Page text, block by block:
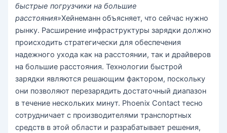
быстрые погрузчики на большие
расстояния»Хейнеманн объясняет, что сейчас нужно
рынку. Расширение инфраструктуры зарядки должно
происходить стратегически для обеспечения
надежного ухода как на расстоянии, так и драйверов
на большие расстояния. Технологии быстрой
зарядки являются решающим фактором, поскольку
они позволяют перезарядить достаточный диапазон
в течение нескольких минут. Phoenix Contact тесно
сотрудничает с производителями транспортных
средств в этой области и разрабатывает решения,